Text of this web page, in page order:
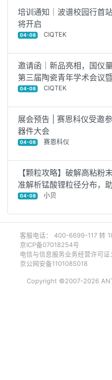
培训通知｜波谱校园行首
将开启
04-08 CIQTEK
邀请函｜新品亮相，国仪
第三届陶瓷青年学术会议
04-08 CIQTEK
展会预告 | 赛恩科仪受邀
器件大会
04-08 赛恩科仪
【颗粒攻略】破解高粘粉
准解析锰酸锂粒径分布，
04-08 小贝
客服电话： 400-6699-117 转
京ICP备07018254号
电信与信息服务业务经营许可证
京公网安备1101085018
Copyright ©2007-2026